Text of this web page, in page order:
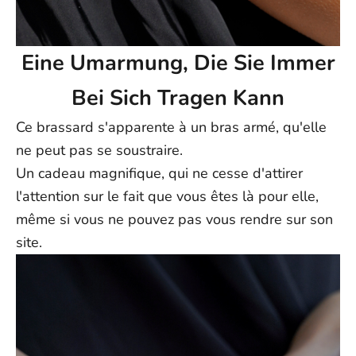
Eine Umarmung, Die Sie Immer
Bei Sich Tragen Kann
Ce brassard s'apparente à un bras armé, qu'elle
ne peut pas se soustraire.
Un cadeau magnifique, qui ne cesse d'attirer
l'attention sur le fait que vous êtes là pour elle,
même si vous ne pouvez pas vous rendre sur son
site.